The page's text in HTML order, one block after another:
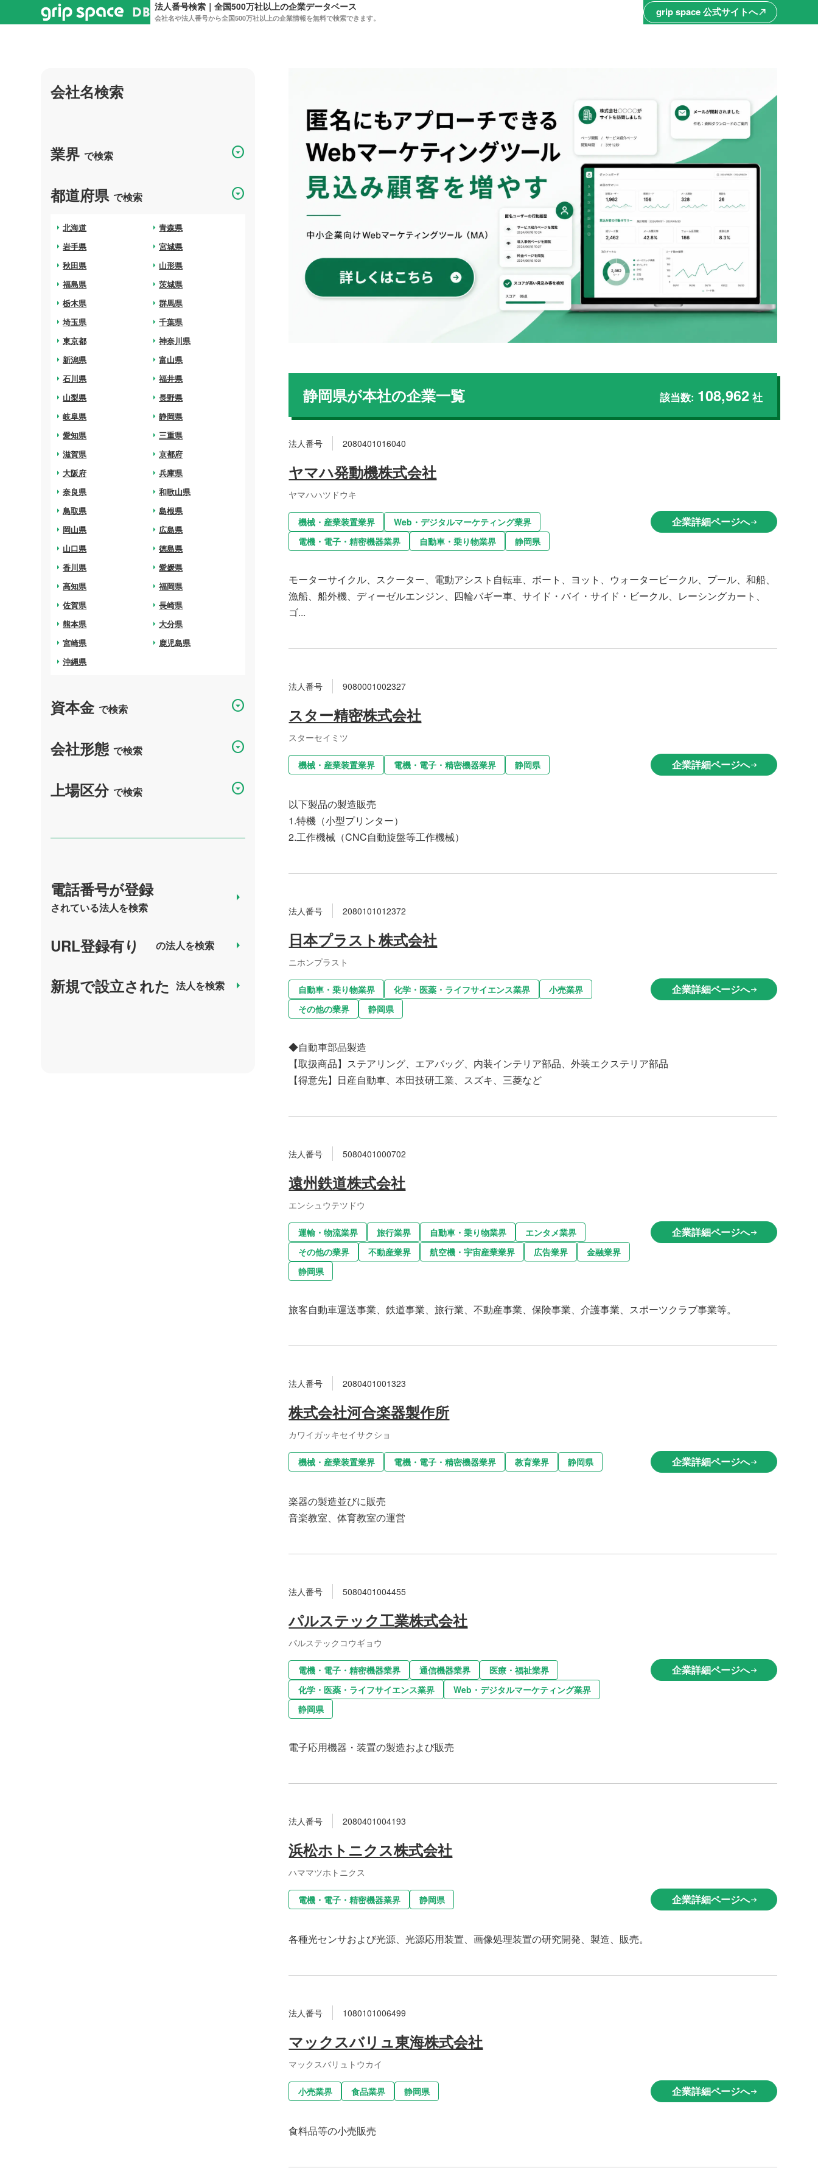
法人番号検索｜全国500万社以上の企業データベース
会社名や法人番号から全国500万社以上の企業情報を無料で検索できます。 grip space 公式サイトへnorth_east
会社名検索
業界で検索 arrow_drop_down_circle
都道府県で検索 arrow_drop_down_circle
北海道
arrow_right 青森県
arrow_right
岩手県
arrow_right 宮城県
arrow_right
秋田県
arrow_right 山形県
arrow_right
福島県
arrow_right 茨城県
arrow_right
栃木県
arrow_right 群馬県
arrow_right
埼玉県
arrow_right 千葉県
arrow_right
東京都
arrow_right 神奈川県
arrow_right
新潟県
arrow_right 富山県
arrow_right
石川県
arrow_right 福井県
arrow_right
山梨県
arrow_right 長野県
arrow_right
岐阜県
arrow_right 静岡県
arrow_right
愛知県
arrow_right 三重県
arrow_right
滋賀県
arrow_right 京都府
arrow_right
大阪府
arrow_right 兵庫県
arrow_right
奈良県
arrow_right 和歌山県
arrow_right
鳥取県
arrow_right 島根県
arrow_right
岡山県
arrow_right 広島県
arrow_right
山口県
arrow_right 徳島県
arrow_right
香川県
arrow_right 愛媛県
arrow_right
高知県
arrow_right 福岡県
arrow_right
佐賀県
arrow_right 長崎県
arrow_right
熊本県
arrow_right 大分県
arrow_right
宮崎県
arrow_right 鹿児島県
arrow_right
沖縄県
arrow_right
資本金で検索 arrow_drop_down_circle
会社形態で検索 arrow_drop_down_circle
上場区分で検索 arrow_drop_down_circle
電話番号が登録
されている法人を検索
arrow_right
URL登録有り の法人を検索 arrow_right
新規で設立された 法人を検索 arrow_right
静岡県が本社の企業一覧 該当数: 108,962 社
法人番号 2080401016040
ヤマハ発動機株式会社
ヤマハハツドウキ
機械・産業装置業界
Web・デジタルマーケティング業界
電機・電子・精密機器業界
自動車・乗り物業界 静岡県
企業詳細ページへarrow_right_alt
モーターサイクル、スクーター、電動アシスト自転車、ボート、ヨット、ウォータービークル、プール、和船、
漁船、船外機、ディーゼルエンジン、四輪バギー車、サイド・バイ・サイド・ビークル、レーシングカート、
ゴ...
法人番号 9080001002327
スター精密株式会社
スターセイミツ
機械・産業装置業界 電機・電子・精密機器業界 静岡県 企業詳細ページへarrow_right_alt
以下製品の製造販売
1.特機（小型プリンター）
2.工作機械（CNC自動旋盤等工作機械）
法人番号 2080101012372
日本プラスト株式会社
ニホンプラスト
自動車・乗り物業界 化学・医薬・ライフサイエンス業界
小売業界
その他の業界
静岡県
企業詳細ページへarrow_right_alt
◆自動車部品製造
【取扱商品】ステアリング、エアバッグ、内装インテリア部品、外装エクステリア部品
【得意先】日産自動車、本田技研工業、スズキ、三菱など
法人番号 5080401000702
遠州鉄道株式会社
エンシュウテツドウ
運輸・物流業界 旅行業界 自動車・乗り物業界
エンタメ業界
その他の業界
不動産業界 航空機・宇宙産業業界 広告業界
金融業界
静岡県
企業詳細ページへarrow_right_alt
旅客自動車運送事業、鉄道事業、旅行業、不動産事業、保険事業、介護事業、スポーツクラブ事業等。
法人番号 2080401001323
株式会社河合楽器製作所
カワイガッキセイサクショ
機械・産業装置業界 電機・電子・精密機器業界 教育業界 静岡県 企業詳細ページへarrow_right_alt
楽器の製造並びに販売
音楽教室、体育教室の運営
法人番号 5080401004455
パルステック工業株式会社
パルステックコウギョウ
電機・電子・精密機器業界 通信機器業界
医療・福祉業界
化学・医薬・ライフサイエンス業界
Web・デジタルマーケティング業界
静岡県
企業詳細ページへarrow_right_alt
電子応用機器・装置の製造および販売
法人番号 2080401004193
浜松ホトニクス株式会社
ハママツホトニクス
電機・電子・精密機器業界 静岡県 企業詳細ページへarrow_right_alt
各種光センサおよび光源、光源応用装置、画像処理装置の研究開発、製造、販売。
法人番号 1080101006499
マックスバリュ東海株式会社
マックスバリュトウカイ
小売業界 食品業界 静岡県 企業詳細ページへarrow_right_alt
食料品等の小売販売